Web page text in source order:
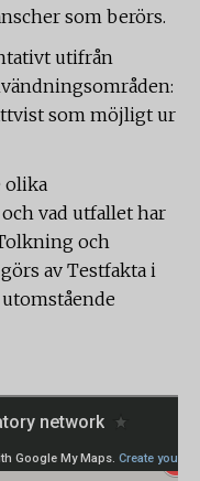
som berörs.
utifrån
som möjligt ur
olika
vad utfallet har
och
av Testfakta i